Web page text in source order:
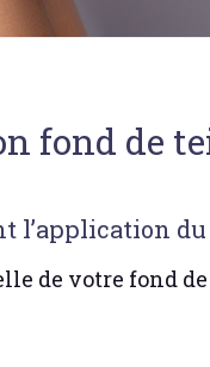
fond de
l’application
de votre fond